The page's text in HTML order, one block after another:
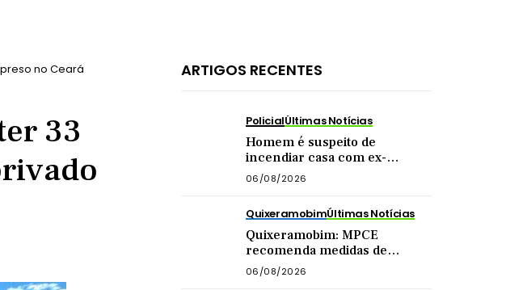
no Ceará
33
ARTIGOS RECENTES
PolicialÚltimas Notícias
Homem é suspeito de
incendiar casa com ex-
companheira e filha
adolescente dentro do imóvel
06/08/2026
QuixeramobimÚltimas Notícias
Quixeramobim: MPCE
recomenda medidas de
segurança para eventos com
público acima de mil pessoas
06/08/2026